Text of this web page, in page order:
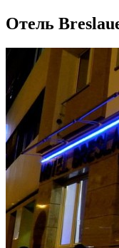
Отель